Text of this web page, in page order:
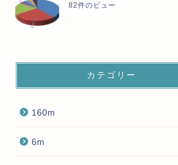
82件のビュー
カテゴリー
160m
6m